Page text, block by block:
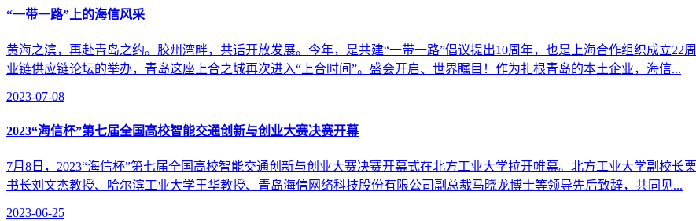
“一带一路”上的海信风采
黄海之滨，再赴青岛之约。胶州湾畔，共话开放发展。今年，是共建“一带一路”倡议提出10周年，也是上海合作组织成立
业链供应链论坛的举办，青岛这座上合之城再次进入“上合时间”。盛会开启、世界瞩目！作为扎根青岛的本土企业，海信...
2023-07-08
2023“海信杯”第七届全国高校智能交通创新与创业大赛决赛开幕
7月8日，2023“海信杯”第七届全国高校智能交通创新与创业大赛决赛开幕式在北方工业大学拉开帷幕。北方工业大学副校
书长刘文杰教授、哈尔滨工业大学王华教授、青岛海信网络科技股份有限公司副总裁马晓龙博士等领导先后致辞，共同见...
2023-06-25